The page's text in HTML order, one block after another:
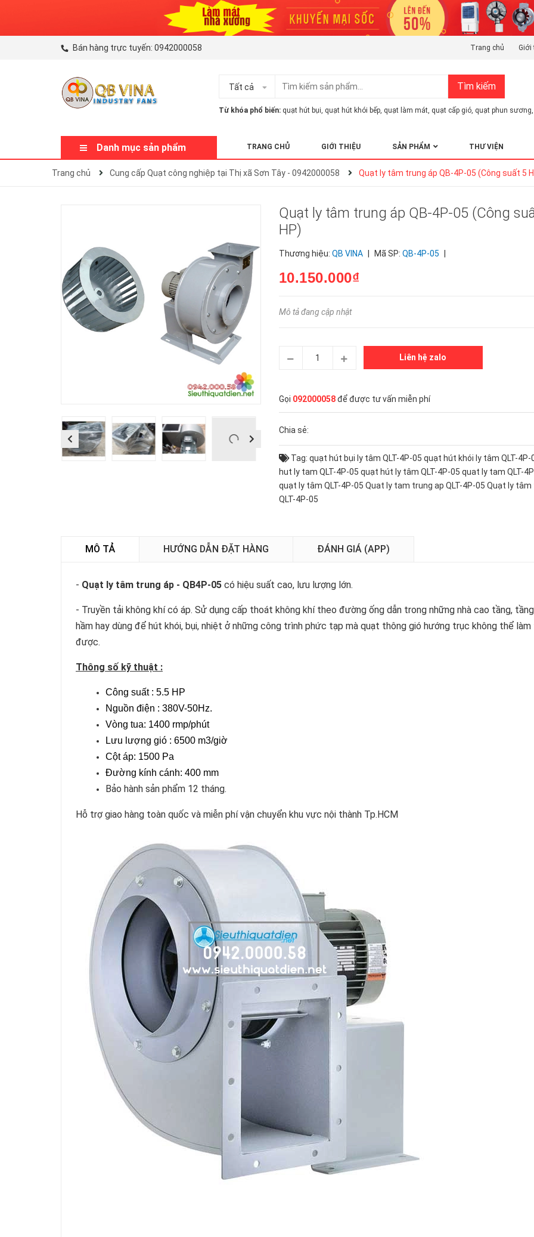
Bán hàng trực tuyến: 0942000058 Trang chủ Giới
Tất cả Tìm kiếm
Từ khóa phổ biến: quạt hút bụi quạt hút khói bếp quạt làm mát quạt cấp gió quạt phun sương
Danh mục sản phẩm TRANG CHỦ GIỚI THIỆU SẢN PHẨM THƯ VIỆN
Trang chủ Cung cấp Quạt công nghiệp tại Thị xã Sơn Tây - 0942000058 Quạt ly tâm trung áp QB-4P-05 (Công suất 5
Previous Next
Quạt ly tâm trung áp QB-4P-05 (Công
HP)
Thương hiệu: QB VINA Mã SP: QB-4P-05
10.150.000₫
Mô tả đang cập nhật
Liên hệ zalo
Gọi 092000058để được tư vấn miễn phí
Chia sẻ:
Tag: quạt hút bụi ly tâm QLT-4P-05 quạt hút khói ly tâm QLT-4P-
hut ly tam QLT-4P-05 quạt hút ly tâm QLT-4P-05 quat ly tam QLT-
quạt ly tâm QLT-4P-05 Quat ly tam trung ap QLT-4P-05 Quạt ly tâm
QLT-4P-05
MÔ TẢ HƯỚNG DẪN ĐẶT HÀNG ĐÁNH GIÁ (APP)
- Quạt ly tâm trung áp - QB4P-05 có hiệu suất cao, lưu lượng lớn.
- Truyền tải không khí có áp. Sử dụng cấp thoát không khí theo đường ống dẫn trong những nhà cao tầng, tầng
hầm hay dùng để hút khói, bụi, nhiệt ở những công trình phức tạp mà quạt thông gió hướng trục không thể
được.
Thông số kỹ thuật :
Công suất : 5.5 HP
Nguồn điện : 380V-50Hz.
Vòng tua: 1400 rmp/phút
Lưu lượng gió : 6500 m3/giờ
Cột áp: 1500 Pa
Đường kính cánh: 400 mm
Bảo hành sản phẩm 12 tháng.
Hỗ trợ giao hàng toàn quốc và miễn phí vận chuyển khu vực nội thành Tp.HCM